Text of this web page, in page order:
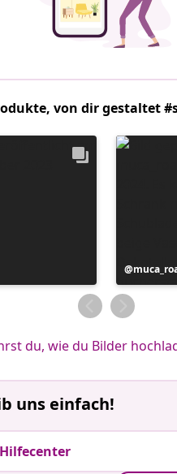
von dir gestaltet
Beitrag
von
du, wie du Bilder
uns einfach!